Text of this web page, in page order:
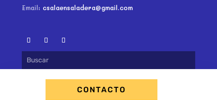
Email: csalaensaladera@gmail.com
CONTACTO